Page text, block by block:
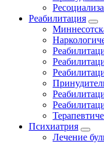
Реабилитация
Психиатрия
Лечение